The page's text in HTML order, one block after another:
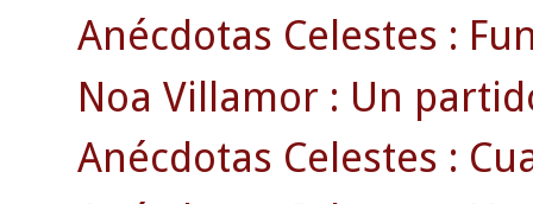
Anécdotas Celestes :
Noa Villamor : Un
Anécdotas Celestes :